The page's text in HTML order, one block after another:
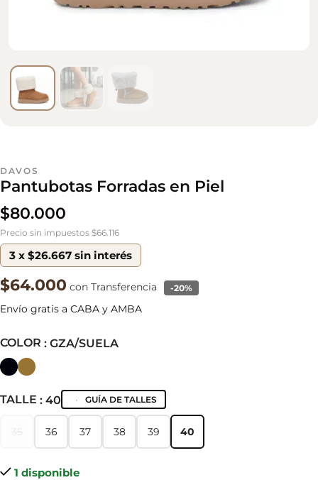
DAVOS
Pantubotas Forradas en Piel
$80.000
COLOR : GZA/SUELA
TALLE : 40 GUÍA DE TALLES
36
36 37
37 38
38 39
39 40
40
1 disponible
Precio sin impuestos $66.116
3 x $26.667 sin interés
$64.000 con Transferencia -20%
Envío gratis a CABA y AMBA